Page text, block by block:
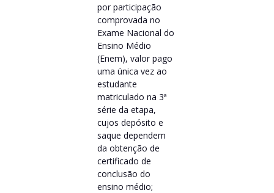
por participação
comprovada no
Exame Nacional do
Ensino Médio
(Enem), valor pago
uma única vez ao
estudante
matriculado na 3ª
série da etapa,
cujos depósito e
saque dependem
da obtenção de
certificado de
conclusão do
ensino médio;